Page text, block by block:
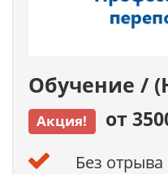
Обучение /
Акция! от
Без отрыва